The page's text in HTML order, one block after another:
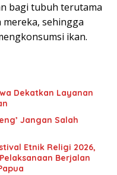
bagi tubuh terutama
mereka, sehingga
ikan.
Dekatkan Layanan
Jangan Salah
Etnik Religi 2026,
Berjalan